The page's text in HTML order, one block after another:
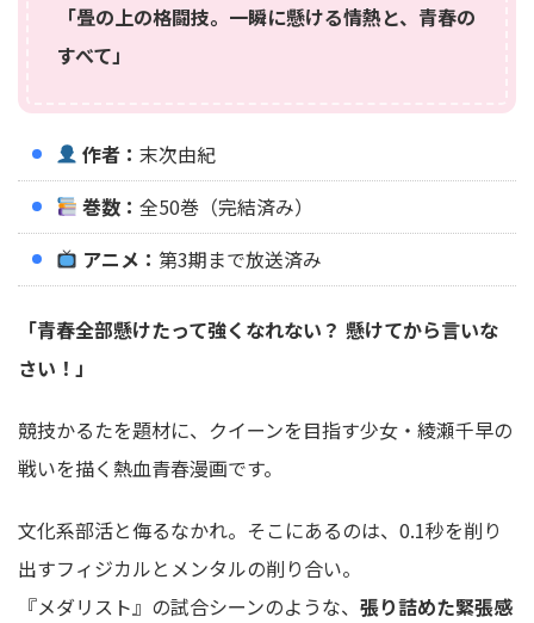
「畳の上の格闘技。一瞬に懸ける情熱と、青春の
すべて」
作者：末次由紀
巻数：全50巻（完結済み）
アニメ：第3期まで放送済み
「青春全部懸けたって強くなれない？ 懸けてから言いな
さい！」
競技かるたを題材に、クイーンを目指す少女・綾瀬千早の
戦いを描く熱血青春漫画です。
文化系部活と侮るなかれ。そこにあるのは、0.1秒を削り
出すフィジカルとメンタルの削り合い。
『メダリスト』の試合シーンのような、 張り詰めた緊張感